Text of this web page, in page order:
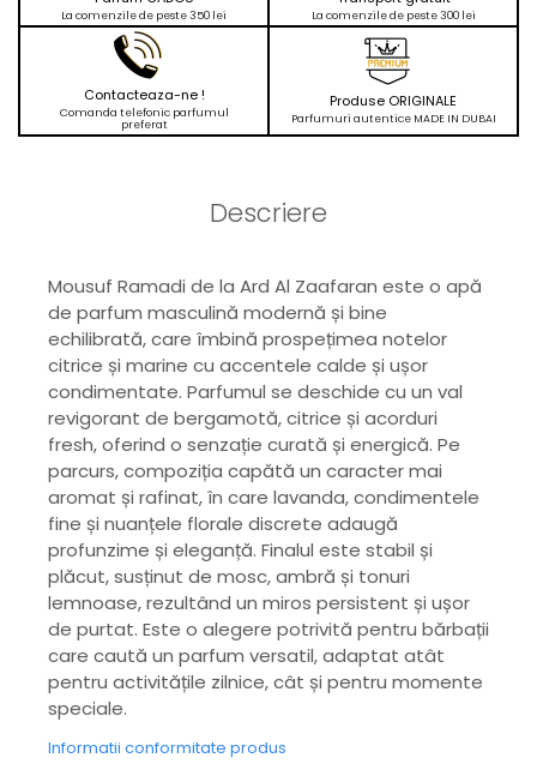
La comenzile de peste 350 lei La comenzile de peste 300 lei
Contacteaza-ne !
Comanda telefonic parfumul
preferat
Produse ORIGINALE
Parfumuri autentice MADE IN DUBAI
Descriere
Mousuf Ramadi de la Ard Al Zaafaran este o apă
de parfum masculină modernă și bine
echilibrată, care îmbină prospețimea notelor
citrice și marine cu accentele calde și ușor
condimentate. Parfumul se deschide cu un val
revigorant de bergamotă, citrice și acorduri
fresh, oferind o senzație curată și energică. Pe
parcurs, compoziția capătă un caracter mai
aromat și rafinat, în care lavanda, condimentele
fine și nuanțele florale discrete adaugă
profunzime și eleganță. Finalul este stabil și
plăcut, susținut de mosc, ambră și tonuri
lemnoase, rezultând un miros persistent și ușor
de purtat. Este o alegere potrivită pentru bărbații
care caută un parfum versatil, adaptat atât
pentru activitățile zilnice, cât și pentru momente
speciale.
Informatii conformitate produs